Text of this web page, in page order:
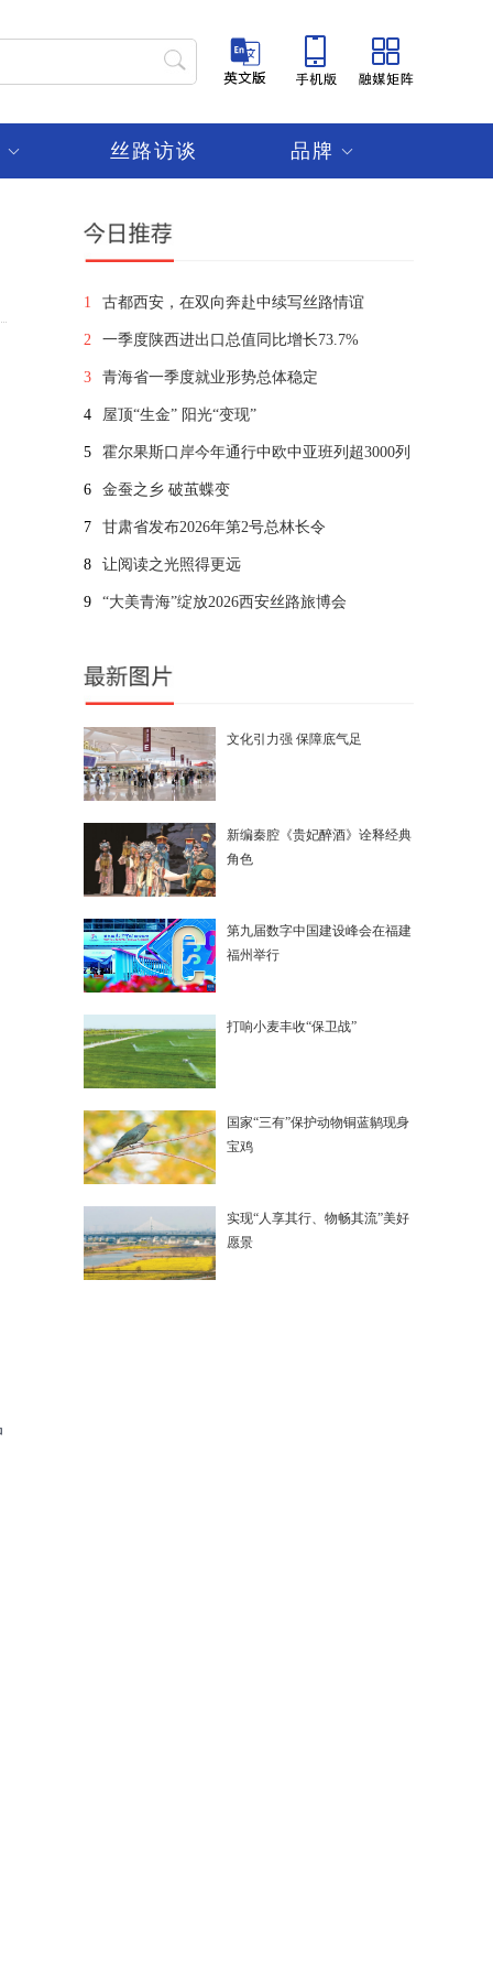
丝路访谈 品牌
1 古都西安，在双向奔赴中续写丝路情谊
2 一季度陕西进出口总值同比增长73.7%
3 青海省一季度就业形势总体稳定
4 屋顶“生金” 阳光“变现”
5 霍尔果斯口岸今年通行中欧中亚班列超3000列
6 金蚕之乡 破茧蝶变
7 甘肃省发布2026年第2号总林长令
8 让阅读之光照得更远
9 “大美青海”绽放2026西安丝路旅博会
文化引力强 保障底气足
新编秦腔《贵妃醉酒》诠释经典
角色
第九届数字中国建设峰会在福建
福州举行
打响小麦丰收“保卫战”
国家“三有”保护动物铜蓝鹟现身
宝鸡
实现“人享其行、物畅其流”美好
愿景